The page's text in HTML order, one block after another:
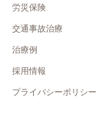
労災保険
交通事故治療
治療例
採用情報
プライバシーポリシー